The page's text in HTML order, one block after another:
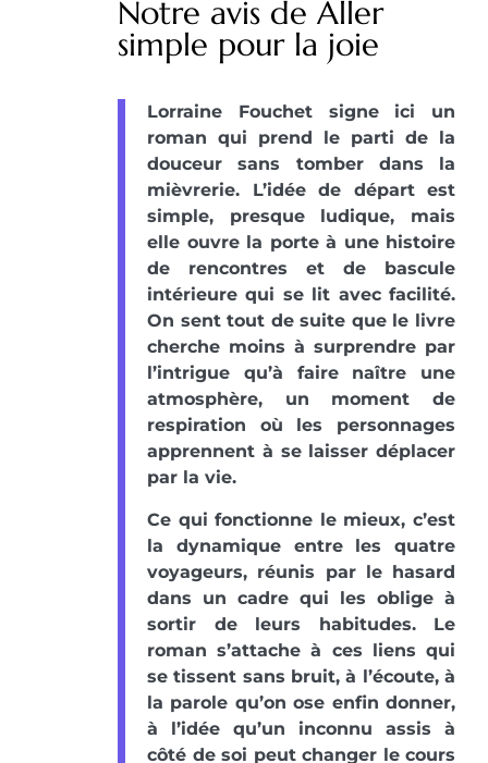
Notre avis de Aller
simple pour la joie
Lorraine Fouchet signe ici un
roman qui prend le parti de la
douceur sans tomber dans la
mièvrerie. L’idée de départ est
simple, presque ludique, mais
elle ouvre la porte à une histoire
de rencontres et de bascule
intérieure qui se lit avec facilité.
On sent tout de suite que le livre
cherche moins à surprendre par
l’intrigue qu’à faire naître une
atmosphère, un moment de
respiration où les personnages
apprennent à se laisser déplacer
par la vie.
Ce qui fonctionne le mieux, c’est
la dynamique entre les quatre
voyageurs, réunis par le hasard
dans un cadre qui les oblige à
sortir de leurs habitudes. Le
roman s’attache à ces liens qui
se tissent sans bruit, à l’écoute, à
la parole qu’on ose enfin donner,
à l’idée qu’un inconnu assis à
côté de soi peut changer le cours